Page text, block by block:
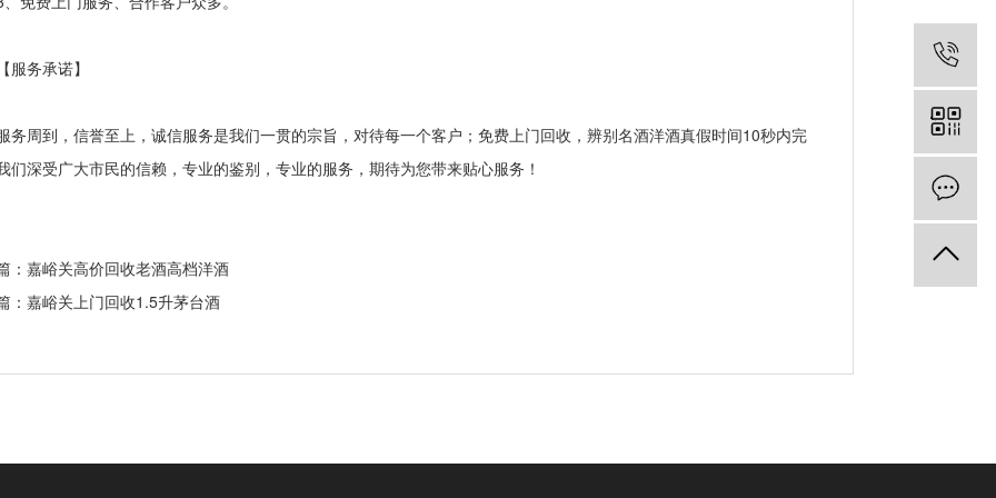
务承诺】
周到，信誉至上，诚信服务是我们一贯的宗旨，对待每一个客户；免费上门回收，辨别名酒洋酒真假时间10秒内完
们深受广大市民的信赖，专业的鉴别，专业的服务，期待为您带来贴心服务！
：嘉峪关高价回收老酒高档洋酒
：嘉峪关上门回收1.5升茅台酒